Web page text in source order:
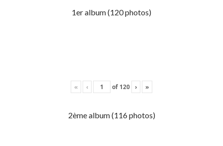
1er album (120 photos)
« ‹ of 120 › »
2ème album (116 photos)